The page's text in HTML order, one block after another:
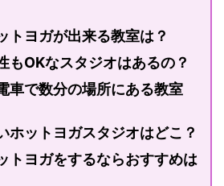
トヨガが出来る教室は？
もOKなスタジオはあるの？
車で数分の場所にある教室
ホットヨガスタジオはどこ？
トヨガをするならおすすめは